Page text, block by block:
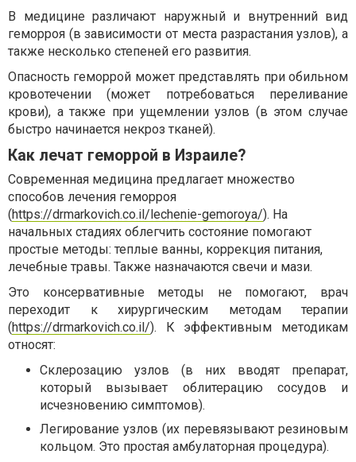
В медицине различают наружный и внутренний вид
геморроя (в зависимости от места разрастания узлов), а
также несколько степеней его развития.
Опасность геморрой может представлять при обильном
кровотечении (может потребоваться переливание
крови), а также при ущемлении узлов (в этом случае
быстро начинается некроз тканей).
Как лечат геморрой в Израиле?
Современная медицина предлагает множество
способов лечения геморроя
(https://drmarkovich.co.il/lechenie-gemoroya/). На
начальных стадиях облегчить состояние помогают
простые методы: теплые ванны, коррекция питания,
лечебные травы. Также назначаются свечи и мази.
Это консервативные методы не помогают, врач
переходит к хирургическим методам терапии
(https://drmarkovich.co.il/). К эффективным методикам
относят:
Склерозацию узлов (в них вводят препарат,
который вызывает облитерацию сосудов и
исчезновению симптомов).
Легирование узлов (их перевязывают резиновым
кольцом. Это простая амбулаторная процедура).